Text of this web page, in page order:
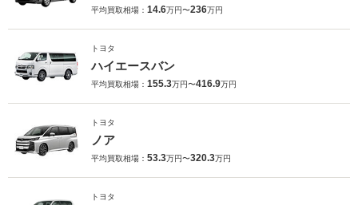
平均買取相場： 14.6万円〜236万円
トヨタ
ハイエースバン
平均買取相場： 155.3万円〜416.9万円
トヨタ
ノア
平均買取相場： 53.3万円〜320.3万円
トヨタ